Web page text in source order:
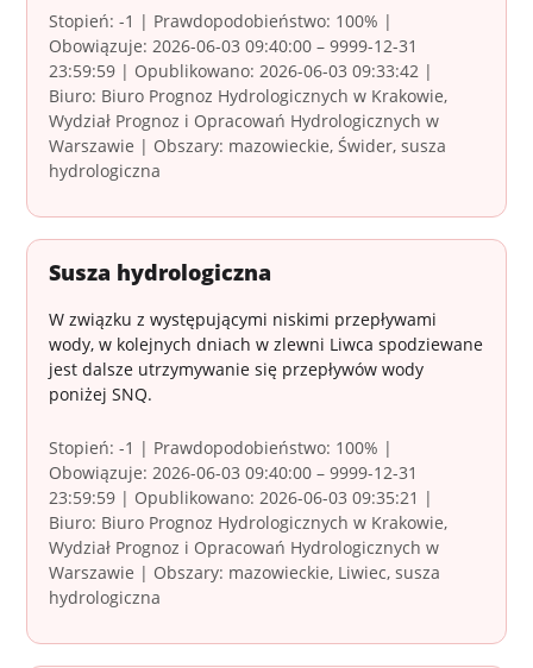
Stopień: -1 | Prawdopodobieństwo: 100% |
Obowiązuje: 2026-06-03 09:40:00 – 9999-12-31
23:59:59 | Opublikowano: 2026-06-03 09:33:42 |
Biuro: Biuro Prognoz Hydrologicznych w Krakowie,
Wydział Prognoz i Opracowań Hydrologicznych w
Warszawie | Obszary: mazowieckie, Świder, susza
hydrologiczna
Susza hydrologiczna
W związku z występującymi niskimi przepływami
wody, w kolejnych dniach w zlewni Liwca spodziewane
jest dalsze utrzymywanie się przepływów wody
poniżej SNQ.
Stopień: -1 | Prawdopodobieństwo: 100% |
Obowiązuje: 2026-06-03 09:40:00 – 9999-12-31
23:59:59 | Opublikowano: 2026-06-03 09:35:21 |
Biuro: Biuro Prognoz Hydrologicznych w Krakowie,
Wydział Prognoz i Opracowań Hydrologicznych w
Warszawie | Obszary: mazowieckie, Liwiec, susza
hydrologiczna